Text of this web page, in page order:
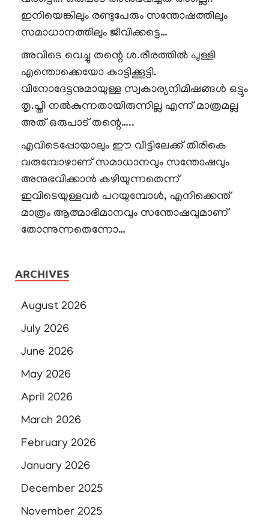
ഇനിയെങ്കിലും രണ്ടുപേരും സന്തോഷത്തിലും
സമാധാനത്തിലും ജീവിക്കട്ടെ…
അവിടെ വെച്ചു തന്റെ ശ.രീരത്തിൽ പുള്ളി
എന്തൊക്കെയോ കാട്ടിക്കൂട്ടി.
വിനോദേട്ടനുമായുള്ള സ്വകാര്യനിമിഷങ്ങൾ ഒട്ടും
തൃ.പ്തി നൽകുന്നതായിരുന്നില്ല എന്ന് മാത്രമല്ല
അത് ഒരുപാട് തന്റെ…..
എവിടെപ്പോയാലും ഈ വീട്ടിലേക്ക് തിരികെ
വരുമ്പോഴാണ് സമാധാനവും സന്തോഷവും
അനുഭവിക്കാൻ കഴിയുന്നതെന്ന്
ഇവിടെയുള്ളവർ പറയുമ്പോൾ, എനിക്കെന്ത്
മാത്രം ആത്മാഭിമാനവും സന്തോഷവുമാണ്
തോന്നുന്നതെന്നോ…
ARCHIVES
August 2026
July 2026
June 2026
May 2026
April 2026
March 2026
February 2026
January 2026
December 2025
November 2025